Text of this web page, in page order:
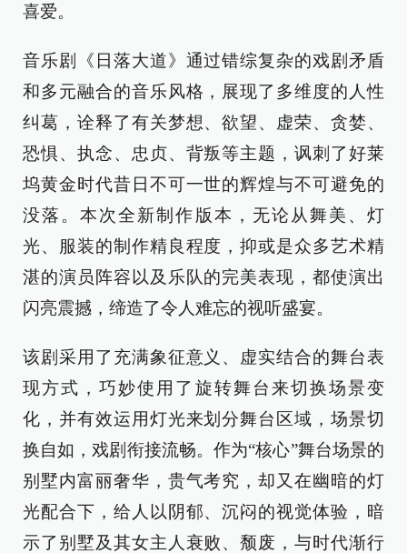
喜爱。
音乐剧《日落大道》通过错综复杂的戏剧矛盾
和多元融合的音乐风格，展现了多维度的人性
纠葛，诠释了有关梦想、欲望、虚荣、贪婪、
恐惧、执念、忠贞、背叛等主题，讽刺了好莱
坞黄金时代昔日不可一世的辉煌与不可避免的
没落。本次全新制作版本，无论从舞美、灯
光、服装的制作精良程度，抑或是众多艺术精
湛的演员阵容以及乐队的完美表现，都使演出
闪亮震撼，缔造了令人难忘的视听盛宴。
该剧采用了充满象征意义、虚实结合的舞台表
现方式，巧妙使用了旋转舞台来切换场景变
化，并有效运用灯光来划分舞台区域，场景切
换自如，戏剧衔接流畅。作为“核心”舞台场景的
别墅内富丽奢华，贵气考究，却又在幽暗的灯
光配合下，给人以阴郁、沉闷的视觉体验，暗
示了别墅及其女主人衰败、颓废，与时代渐行